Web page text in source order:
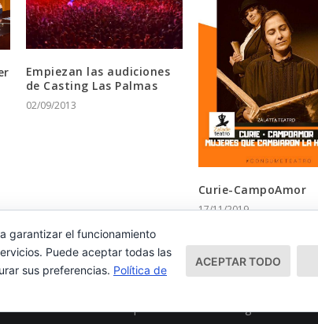
Empiezan las audiciones
de Casting Las Palmas
02/09/2013
Curie-CampoAmor
17/11/2019
Mapa del Sitio Aviso Legal Política
garantizar el funcionamiento
Puede aceptar todas las
sus preferencias. Política de
ACEPTAR TODO